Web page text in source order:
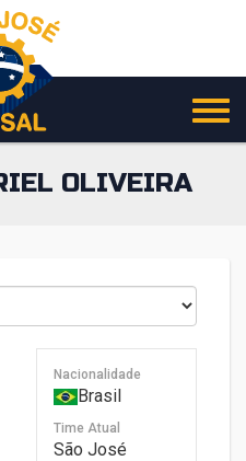
OLIVEIRA
Nacionalidade
Brasil
Time Atual
São José